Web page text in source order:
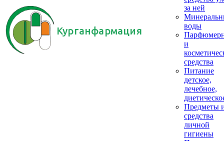
Курганфармация
за ней
воды
и
средства
Питание
детское,
лечебное,
Предметы
средства
личной
гигиены